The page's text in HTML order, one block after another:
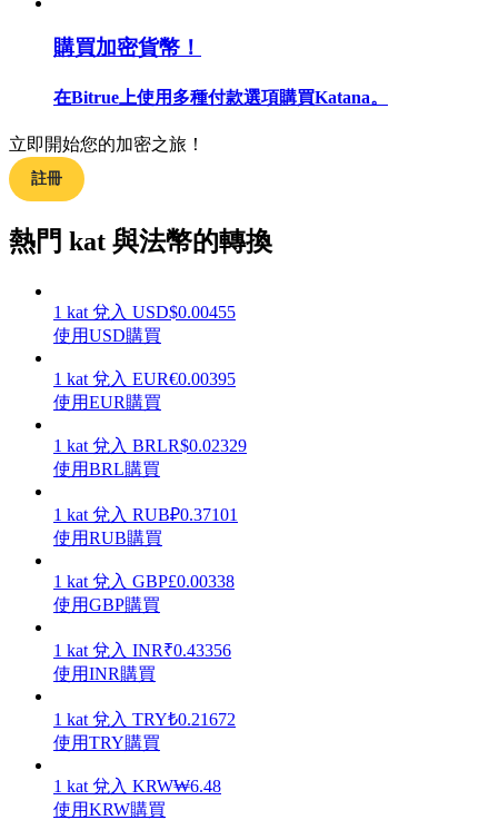
學習如何保持盈利
理財
增值寶
使您的資產穩定增值
機槍池
購買加密貨幣！
在Bitrue上使用多種付款選項購買Katana。
立即開始您的加密之旅！
註冊
熱門 kat 與法幣的轉換
1 kat 兌入 USD$0.00455
使用USD購買
1 kat 兌入 EUR€0.00395
使用EUR購買
1 kat 兌入 BRLR$0.02329
使用BRL購買
1 kat 兌入 RUB₽0.37101
使用RUB購買
1 kat 兌入 GBP£0.00338
使用GBP購買
1 kat 兌入 INR₹0.43356
使用INR購買
1 kat 兌入 TRY₺0.21672
使用TRY購買
1 kat 兌入 KRW₩6.48
使用KRW購買